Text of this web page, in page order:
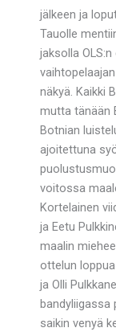
jälkeen ja
Tauolle
jaksolla
näkyä. Kaikki
mutta tänään
Botnian
ajoitettuna
voitossa
Kortelainen
ja Eetu
maalin
ottelun
ja Olli
bandyliigassa
saikin venyä